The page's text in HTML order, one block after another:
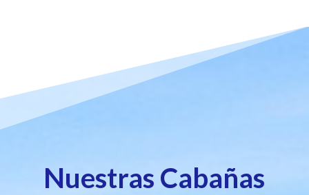
Nuestras Cabañas